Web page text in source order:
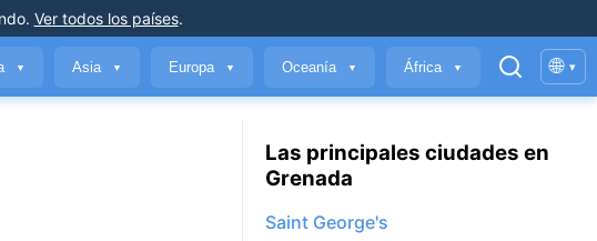
. Ver todos los países.
▼ Asia ▼ Europa ▼ Oceanía ▼ África ▼ 🌐 ▾
Las principales ciudades en
Grenada
Saint George's